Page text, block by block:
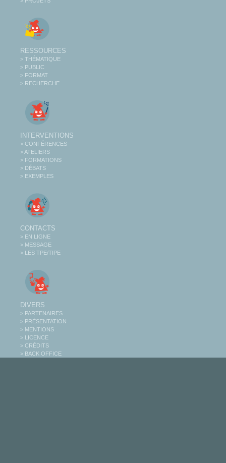
RESSOURCES
> THÉMATIQUE
> PUBLIC
> FORMAT
> RECHERCHE
INTERVENTIONS
> CONFÉRENCES
> ATELIERS
> FORMATIONS
> DÉBATS
> EXEMPLES
CONTACTS
> EN LIGNE
> MESSAGE
> LES TPE/TIPE
DIVERS
> PARTENAIRES
> PRÉSENTATION
> MENTIONS
> LICENCE
> CRÉDITS
> BACK OFFICE